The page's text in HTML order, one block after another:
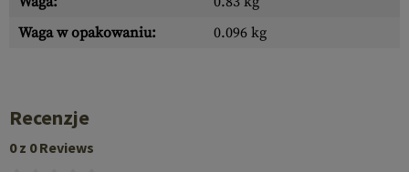
Waga w opakowaniu:
0.096 kg
Recenzje
0 z 0 Reviews